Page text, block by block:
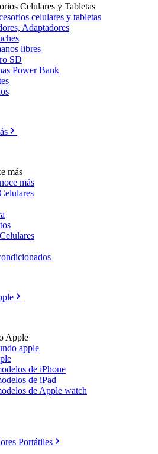
Celulares y Tabletas
celulares y tabletas
Adaptadores
libres
SD
Power Bank
más
más
Apple
apple
de iPhone
de iPad
de Apple watch
Portátiles